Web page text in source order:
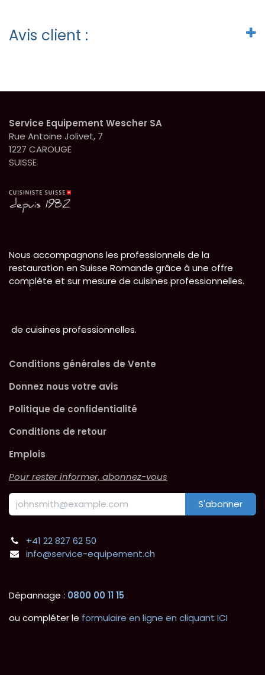
Avis client :
Service Equipement Wescher SA
Rue Antoine Jolivet, 7
1227 CAROUGE
SUISSE
Nous accompagnons les professionnels de la
restauration en Suisse Romande grâce à une offre
complète et sur mesure de cuisines professionnelles.
de cuisines professionnelles.
Conditions générales de Vente
Donnez nous votre avis
Politique de confidentialité
Conditions de retour
Emplois
Pour rester informer, abonnez-vous
S'abonner
+41 22 827 62 50
info@service-equipement.ch
Dépannage : 0800 00 11 15
ou compléter le formulaire en ligne en cliquant ICI